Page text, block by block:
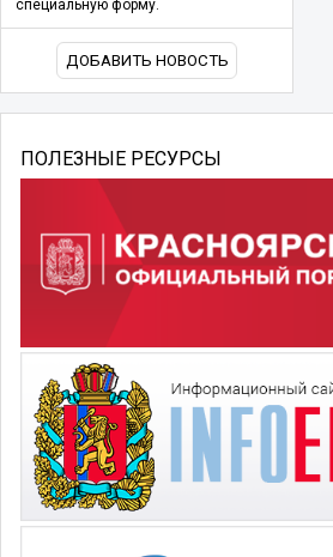
специальную форму.
ДОБАВИТЬ НОВОСТЬ
ПОЛЕЗНЫЕ РЕСУРСЫ